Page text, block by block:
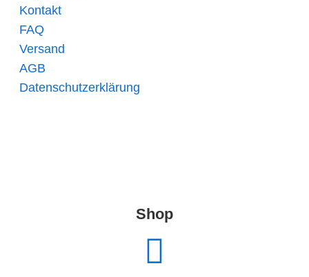
Kontakt
FAQ
Versand
AGB
Datenschutzerklärung
Shop